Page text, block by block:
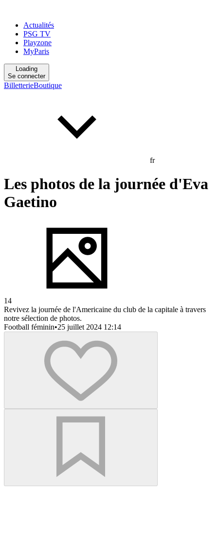
Actualités
PSG TV
Playzone
MyParis
Loading
Se connecter
BilletterieBoutique
fr
Les photos de la journée d'Eva
Gaetino
14
Revivez la journée de l'Americaine du club de la capitale à travers
notre sélection de photos.
Football féminin•25 juillet 2024 12:14